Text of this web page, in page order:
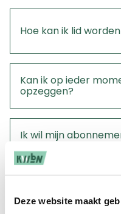
Deze website maakt
Hoe kan ik lid
Kan ik op ieder
opzeggen?
Ik wil mijn
gaat dat?